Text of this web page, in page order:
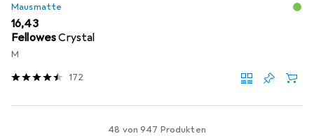
Mausmatte
EUR
16,43
FellowesCrystal
M
172
48 von 947 Produkten